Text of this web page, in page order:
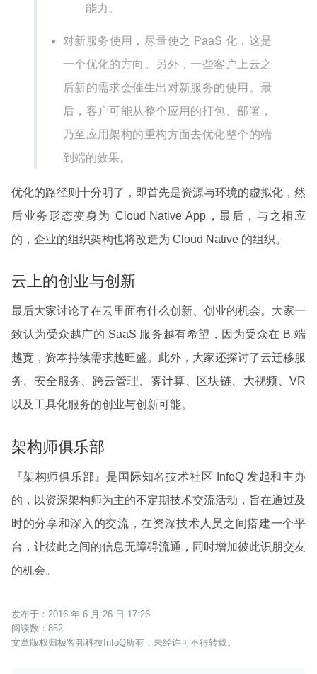
能力。
对新服务使用，尽量使之 PaaS 化，这是
一个优化的方向。另外，一些客户上云之
后新的需求会催生出对新服务的使用。最
后，客户可能从整个应用的打包、部署，
乃至应用架构的重构方面去优化整个的端
到端的效果。
优化的路径则十分明了，即首先是资源与环境的虚拟化，然
后业务形态变身为 Cloud Native App，最后，与之相应
的，企业的组织架构也将改造为 Cloud Native 的组织。
云上的创业与创新
最后大家讨论了在云里面有什么创新、创业的机会。大家一
致认为受众越广的 SaaS 服务越有希望，因为受众在 B 端
越宽，资本持续需求越旺盛。此外，大家还探讨了云迁移服
务、安全服务、跨云管理、雾计算、区块链、大视频、VR
以及工具化服务的创业与创新可能。
架构师俱乐部
『架构师俱乐部』是国际知名技术社区 InfoQ 发起和主办
的，以资深架构师为主的不定期技术交流活动，旨在通过及
时的分享和深入的交流，在资深技术人员之间搭建一个平
台，让彼此之间的信息无障碍流通，同时增加彼此识朋交友
的机会。
2016 年 6 月 26 日 17:26
852
文章版权归极客邦科技InfoQ所有，未经许可不得转载。